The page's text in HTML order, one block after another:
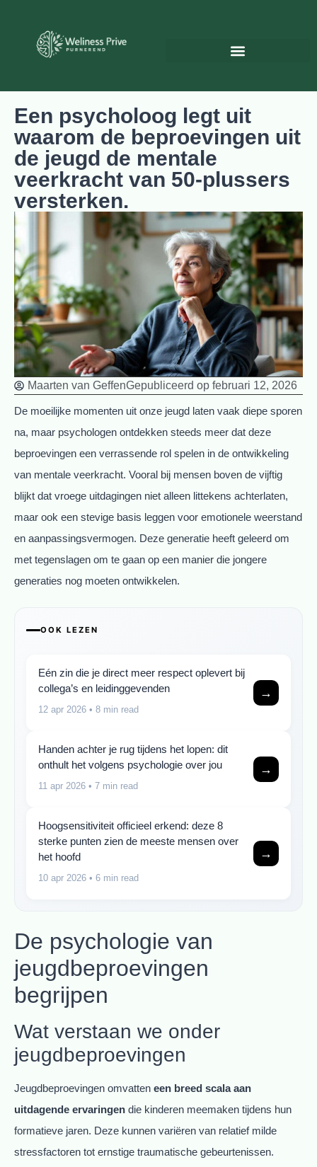
Een psycholoog legt uit
waarom de beproevingen uit
de jeugd de mentale
veerkracht van 50-plussers
versterken.
Maarten van GeffenGepubliceerd op februari 12, 2026
De moeilijke momenten uit onze jeugd laten vaak diepe sporen
na, maar psychologen ontdekken steeds meer dat deze
beproevingen een verrassende rol spelen in de ontwikkeling
van mentale veerkracht. Vooral bij mensen boven de vijftig
blijkt dat vroege uitdagingen niet alleen littekens achterlaten,
maar ook een stevige basis leggen voor emotionele weerstand
en aanpassingsvermogen. Deze generatie heeft geleerd om
met tegenslagen om te gaan op een manier die jongere
generaties nog moeten ontwikkelen.
OOK LEZEN
Eén zin die je direct meer respect oplevert bij
collega’s en leidinggevenden
12 apr 2026 • 8 min read
→
Handen achter je rug tijdens het lopen: dit
onthult het volgens psychologie over jou
11 apr 2026 • 7 min read
→
Hoogsensitiviteit officieel erkend: deze 8
sterke punten zien de meeste mensen over
het hoofd
10 apr 2026 • 6 min read
→
De psychologie van
jeugdbeproevingen
begrijpen
Wat verstaan we onder
jeugdbeproevingen
Jeugdbeproevingen omvatten een breed scala aan
uitdagende ervaringen die kinderen meemaken tijdens hun
formatieve jaren. Deze kunnen variëren van relatief milde
stressfactoren tot ernstige traumatische gebeurtenissen.